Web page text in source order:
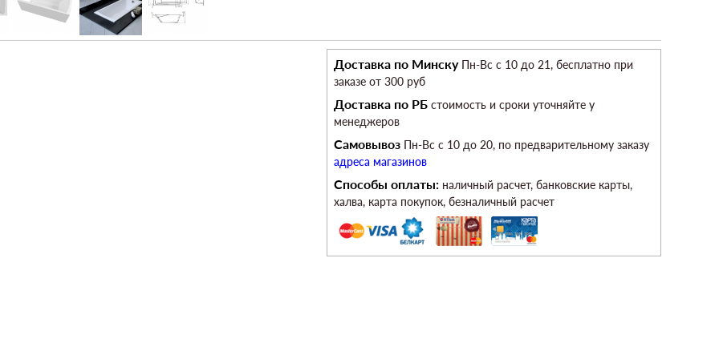
Доставка по МинскуПн-Вс c 10 до 21, бесплатно при
заказе от 300 руб
Доставка по РБ стоимость и сроки уточняйте у
менеджеров
Самовывоз Пн-Вс c 10 до 20, по предварительному заказу
адреса магазинов
Способы оплаты: наличный расчет, банковские карты,
халва, карта покупок, безналичный расчет